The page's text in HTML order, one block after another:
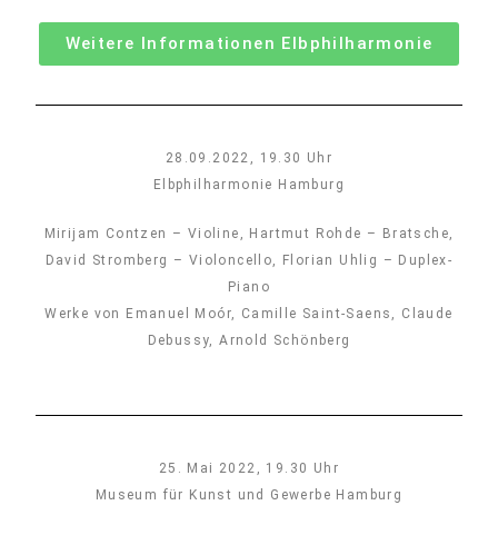
Weitere Informationen Elbphilharmonie
28.09.2022, 19.30 Uhr
Elbphilharmonie Hamburg
Mirijam Contzen – Violine, Hartmut Rohde – Bratsche,
David Stromberg – Violoncello, Florian Uhlig – Duplex-
Piano
Werke von Emanuel Moór, Camille Saint-Saens, Claude
Debussy, Arnold Schönberg
25. Mai 2022, 19.30 Uhr
Museum für Kunst und Gewerbe Hamburg